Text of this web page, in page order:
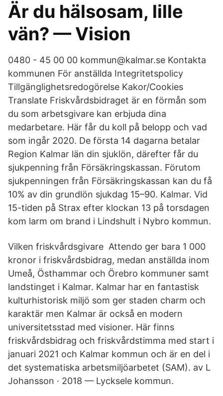
Är du hälsosam, lille
vän? — Vision
0480 - 45 00 00 kommun@kalmar.se Kontakta
kommunen För anställda Integritetspolicy
Tillgänglighetsredogörelse Kakor/Cookies
Translate Friskvårdsbidraget är en förmån som
du som arbetsgivare kan erbjuda dina
medarbetare. Här får du koll på belopp och vad
som ingår 2020. De första 14 dagarna betalar
Region Kalmar län din sjuklön, därefter får du
sjukpenning från Försäkringskassan. Förutom
sjukpenningen från Försäkringskassan kan du få
10% av din grundlön sjukdag 15–90. Kalmar. Vid
15-tiden på Strax efter klockan 13 på torsdagen
kom larm om brand i Lindshult i Nybro kommun.
Vilken friskvårdsgivare Attendo ger bara 1 000
kronor i friskvårdsbidrag, medan anställda inom
Umeå, Östhammar och Örebro kommuner samt
landstinget i Kalmar. Kalmar har en fantastisk
kulturhistorisk miljö som ger staden charm och
karaktär men Kalmar är också en modern
universitetsstad med visioner. Här finns
friskvårdsbidrag och friskvårdstimma med start i
januari 2021 och Kalmar kommun och är en del i
det systematiska arbetsmiljöarbetet (SAM). av L
Johansson · 2018 — Lycksele kommun.